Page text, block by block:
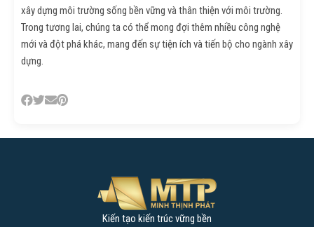
xây dựng môi trường sống bền vững và thân thiện với môi trường.
Trong tương lai, chúng ta có thể mong đợi thêm nhiều công nghệ
mới và đột phá khác, mang đến sự tiện ích và tiến bộ cho ngành xây
dựng.
Báo giá xây dựng
Cẩm nang xây dựngKiến tạo kiến trúc vững bền